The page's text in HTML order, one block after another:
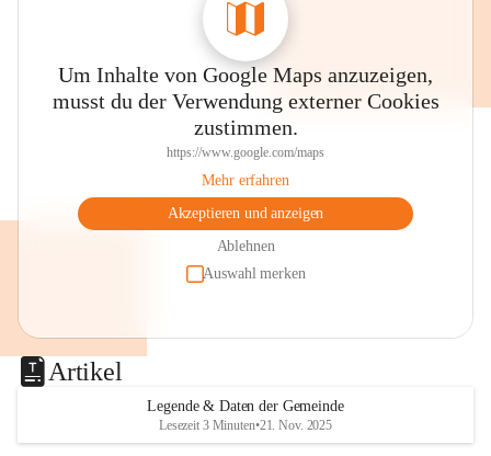
Um Inhalte von Google Maps anzuzeigen,
musst du der Verwendung externer Cookies
zustimmen.
https://www.google.com/maps
Mehr erfahren
Akzeptieren und anzeigen
Ablehnen
Auswahl merken
Artikel
Legende & Daten der Gemeinde
Lesezeit 3 Minuten•21. Nov. 2025